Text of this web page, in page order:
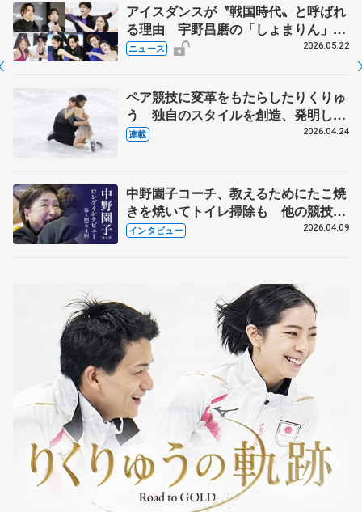
アイスダンスが〝戦国時代〟と呼ばれ
る理由 宇野昌磨の「しょまりん」ら
実力者が相次いで参戦 国内の競争激
ニュース 2026.05.22
ペア競技に変革をもたらしたりくりゅ
う 独自のスタイルを創造、発明した
【引退発表後②】
連載 2026.04.24
中野園子コーチ、教えるためにたこ焼
きを焼いてトイレ掃除も 他の競技に
も通用するという坂本花織の筋肉
インタビュー 2026.04.09